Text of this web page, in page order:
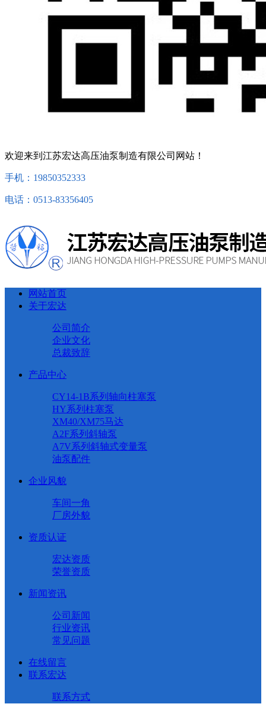
欢迎来到江苏宏达高压油泵制造有限公司网站！
手机：19850352333
电话：0513-83356405
网站首页
关于宏达
公司简介
企业文化
总裁致辞
产品中心
CY14-1B系列轴向柱塞泵
HY系列柱塞泵
XM40/XM75马达
A2F系列斜轴泵
A7V系列斜轴式变量泵
油泵配件
企业风貌
车间一角
厂房外貌
资质认证
宏达资质
荣誉资质
新闻资讯
公司新闻
行业资讯
常见问题
在线留言
联系宏达
联系方式